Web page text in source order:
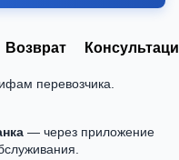
Возврат
перевозчика.
— через приложение